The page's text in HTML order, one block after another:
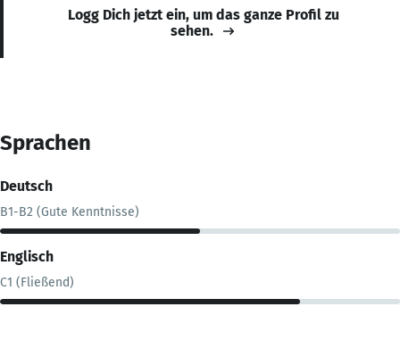
Logg Dich jetzt ein, um das ganze Profil zu
sehen.
Sprachen
Deutsch
B1-B2 (Gute Kenntnisse)
Englisch
C1 (Fließend)